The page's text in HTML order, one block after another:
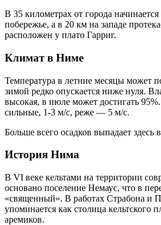
В 35 километрах от города
побережье, а в 20 км на западе
расположен у плато Гарриг.
Климат в Ниме
Температура в летние месяцы может
зимой редко опускается ниже нуля.
высокая, в июле может достигать 95%.
сильные, 1-3 м/с, реже — 5 м/с.
Больше всего осадков выпадает здесь
История Нима
В VI веке кельтами на территории
основано поселение Немаус, что в
«священный». В работах Страбона и
упоминается как столица кельтского
аремиков.